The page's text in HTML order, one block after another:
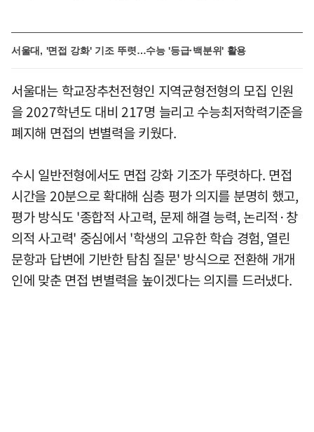
서울대, '면접 강화' 기조 뚜렷…수능 '등급·백분위' 활용
서울대는 학교장추천전형인 지역균형전형의 모집 인원
을 2027학년도 대비 217명 늘리고 수능최저학력기준을
폐지해 면접의 변별력을 키웠다.
수시 일반전형에서도 면접 강화 기조가 뚜렷하다. 면접
시간을 20분으로 확대해 심층 평가 의지를 분명히 했고,
평가 방식도 '종합적 사고력, 문제 해결 능력, 논리적·창
의적 사고력' 중심에서 '학생의 고유한 학습 경험, 열린
문항과 답변에 기반한 탐침 질문' 방식으로 전환해 개개
인에 맞춘 면접 변별력을 높이겠다는 의지를 드러냈다.